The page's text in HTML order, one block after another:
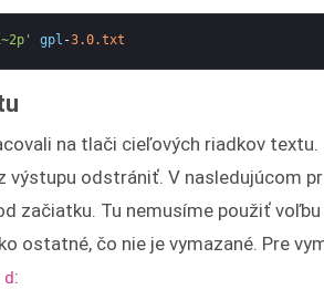
gpl -3.0.txt
na tlači cieľových riadkov
výstupu odstrániť. V nasledujúcom
začiatku. Tu nemusíme použiť voľbu
ostatné, čo nie je vymazané. Pre
d: